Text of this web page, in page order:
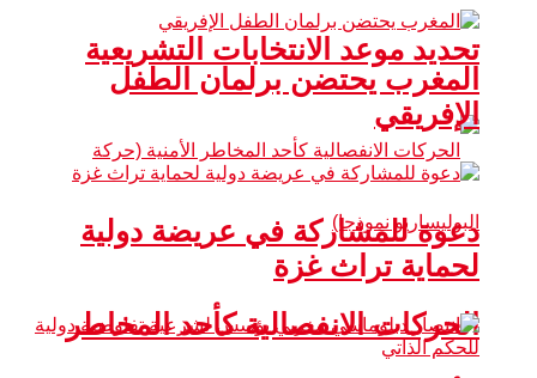
تحديد موعد الانتخابات التشريعية
الحركات الانفصالية كأحد المخاطر
المغرب يحتضن برلمان الطفل
الإفريقي
دعوة للمشاركة في عريضة دولية
لحماية تراث غزة